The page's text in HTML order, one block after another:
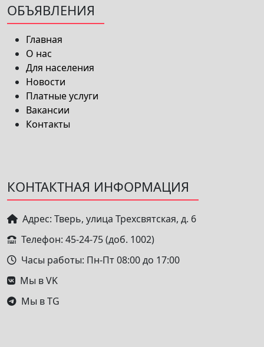
ОБЪЯВЛЕНИЯ
Главная
О нас
Для населения
Новости
Платные услуги
Вакансии
Контакты
КОНТАКТНАЯ ИНФОРМАЦИЯ
Адрес: Тверь, улица Трехсвятская, д. 6
Телефон: 45-24-75 (доб. 1002)
Часы работы: Пн-Пт 08:00 до 17:00
Мы в VK
Мы в TG